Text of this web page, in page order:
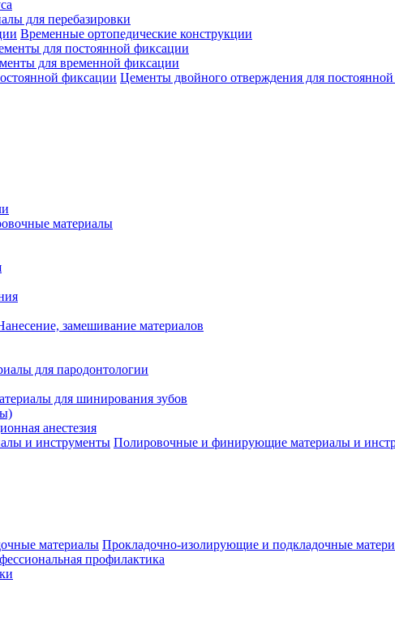
для перебазировки
Временные ортопедические конструкции
для постоянной фиксации
для временной фиксации
Цементы двойного отверждения для
материалы
замешивание материалов
для пародонтологии
для шинирования зубов
анестезия
Полировочные и финирующие материалы и
Прокладочно-изолирующие и подкладочные
профилактика